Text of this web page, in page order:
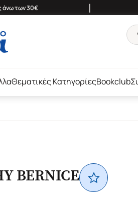
άνω των 30€ |
Θεματικές ΚατηγορίεςBookclub
BERNICE